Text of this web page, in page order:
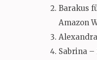
Barakus
Amazon
Sabrina